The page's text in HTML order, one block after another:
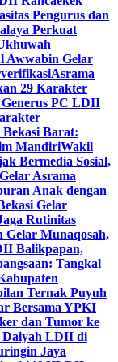
Pengurus dan
Perkuat
Awwabin Gelar
Asrama
29 Karakter
PC LDII
Barat:
MandiriWakil
Bermedia Sosial,
Asrama
Anak dengan
Gelar
Rutinitas
Munaqosah,
Balikpapan,
Tangkal
Ternak Puyuh
Bersama YPKI
dan Tumor ke
Daiyah LDII di
Jaya